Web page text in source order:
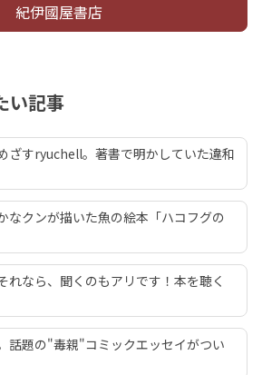
紀伊國屋書店
い記事
ざすryuchell。著書で明かしていた違和
なクンが描いた魚の絵本「ハコフグの
れなら、聞くのもアリです！本を聴く
話題の"毒親"コミックエッセイがつい